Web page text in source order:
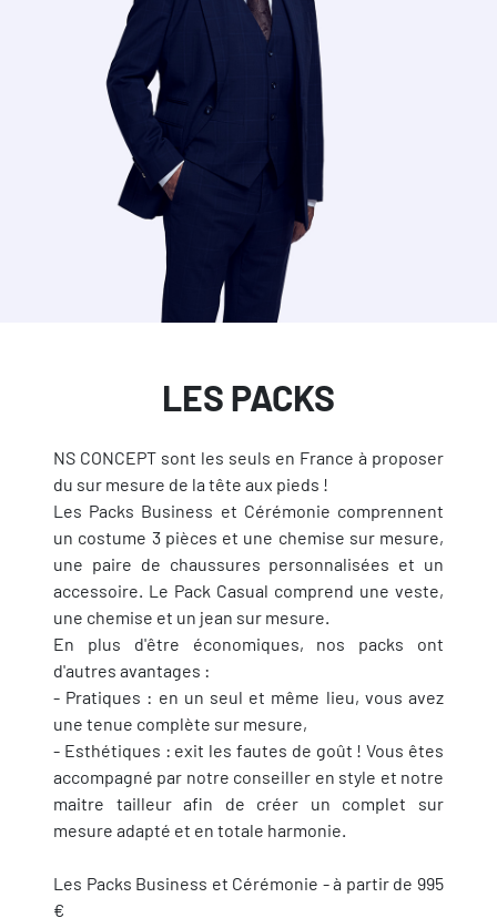
LES PACKS
NS CONCEPT sont les seuls en France à proposer
du sur mesure de la tête aux pieds !
Les Packs Business et Cérémonie comprennent
un costume 3 pièces et une chemise sur mesure,
une paire de chaussures personnalisées et un
accessoire. Le Pack Casual comprend une veste,
une chemise et un jean sur mesure.
En plus d'être économiques, nos packs ont
d'autres avantages :
- Pratiques : en un seul et même lieu, vous avez
une tenue complète sur mesure,
- Esthétiques : exit les fautes de goût ! Vous êtes
accompagné par notre conseiller en style et notre
maitre tailleur afin de créer un complet sur
mesure adapté et en totale harmonie.
Les Packs Business et Cérémonie - à partir de 995
€